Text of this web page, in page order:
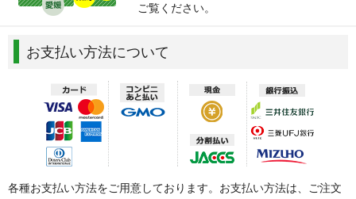
ご覧ください。
お支払い方法について
各種お支払い方法をご用意しております。お支払い方法は、ご注文